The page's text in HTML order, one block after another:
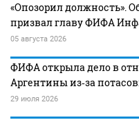
«Опозорил должность».
призвал главу ФИФА
05 августа 2026
ФИФА открыла дело в
Аргентины из‑за
29 июля 2026